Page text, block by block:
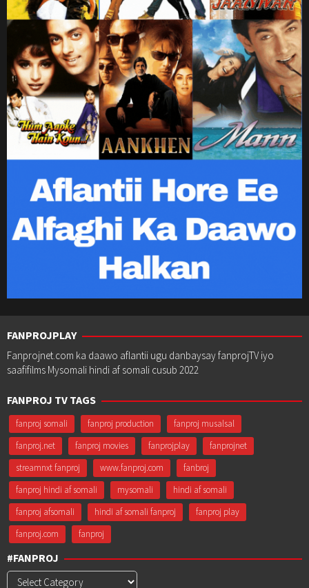
FANPROJPLAY
Fanprojnet.com ka daawo aflantii ugu danbaysay fanprojTV iyo
saafifilms Mysomali hindi af somali cusub 2022
FANPROJ TV TAGS
fanproj somali fanproj production
fanproj musalsal
fanproj.net
fanproj movies fanprojplay
fanprojnet
streamnxt fanproj
www.fanproj.com
fanbroj
fanproj hindi af somali
mysomali
hindi af somali
fanproj afsomali
hindi af somali fanproj
fanproj play
fanproj.com
fanproj
#FANPROJ
#Fanproj